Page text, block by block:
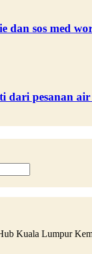
dan sos med
dari pesanan